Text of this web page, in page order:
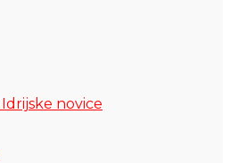
novice